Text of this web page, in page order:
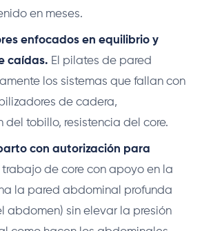
en meses.
enfocados en equilibrio y
caídas. El pilates de pared
los sistemas que fallan con
de cadera,
del tobillo, resistencia del core.
con autorización para
trabajo de core con apoyo en la
la pared abdominal profunda
abdomen) sin elevar la presión